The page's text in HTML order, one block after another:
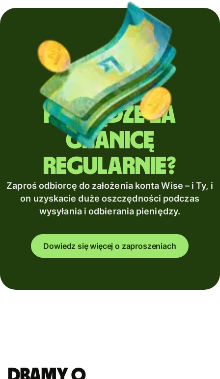
Wysyłasz
pieniądze za
granicę
regularnie?
Zaproś odbiorcę do założenia konta Wise – i Ty, i
on uzyskacie duże oszczędności podczas
wysyłania i odbierania pieniędzy.
Dowiedz się więcej o zaproszeniach